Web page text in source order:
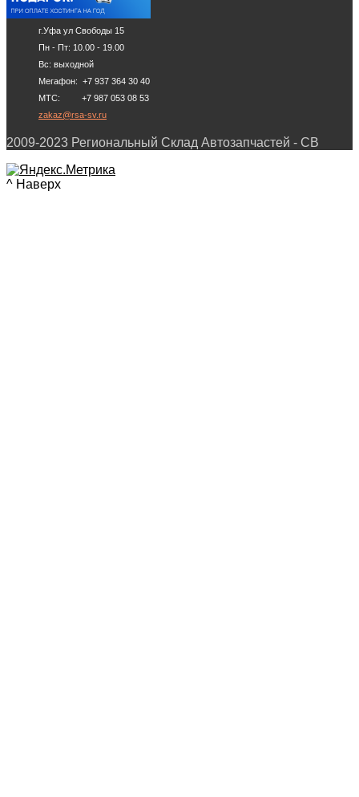
г.Уфа ул Свободы 15
Пн - Пт: 10.00 - 19.00
Вс: выходной
Мегафон: +7 937 364 30 40
МТС: +7 987 053 08 53
zakaz@rsa-sv.ru
2009-2023 Региональный Склад Автозапчастей - СВ
^ Наверх